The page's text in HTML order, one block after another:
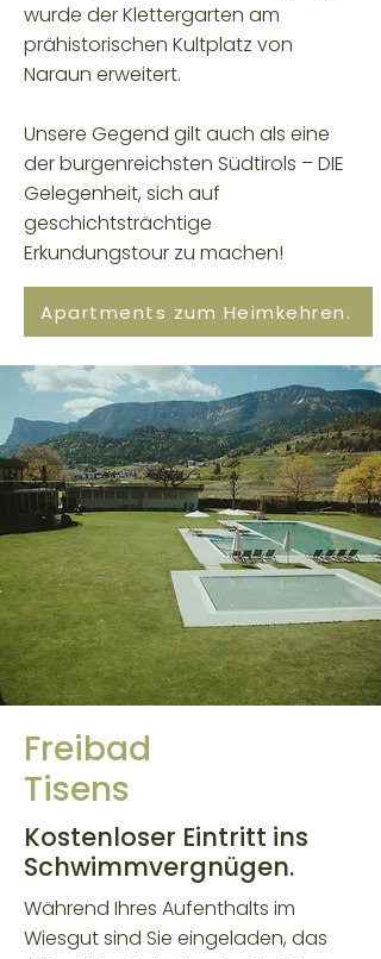
wurde der Klettergarten am
prähistorischen Kultplatz von
Naraun erweitert.
Unsere Gegend gilt auch als eine
der burgenreichsten Südtirols – DIE
Gelegenheit, sich auf
geschichtsträchtige
Erkundungstour zu machen!
Apartments zum Heimkehren.
Freibad
Tisens
Kostenloser Eintritt ins
Schwimmvergnügen.
Während Ihres Aufenthalts im
Wiesgut sind Sie eingeladen, das